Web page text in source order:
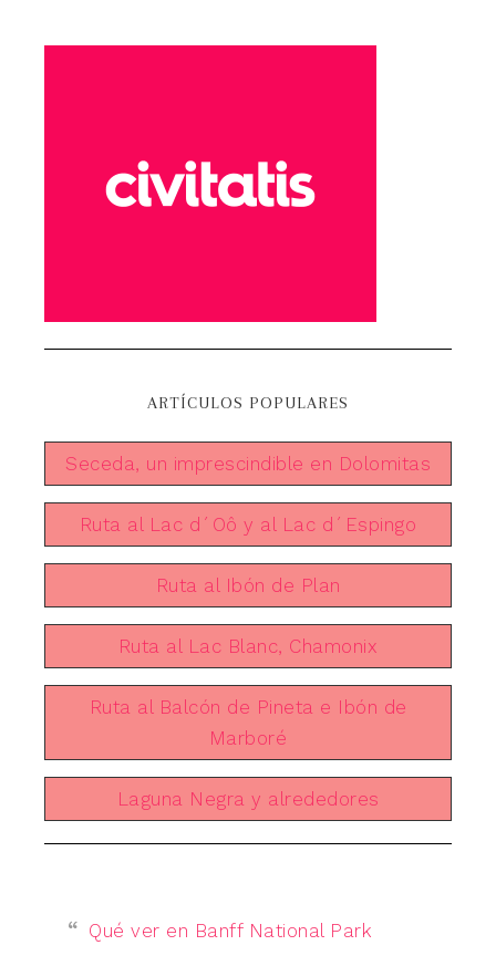
ARTÍCULOS POPULARES
Seceda, un imprescindible en Dolomitas
Ruta al Lac d´Oô y al Lac d´Espingo
Ruta al Ibón de Plan
Ruta al Lac Blanc, Chamonix
Ruta al Balcón de Pineta e Ibón de
Marboré
Laguna Negra y alrededores
Qué ver en Banff National Park